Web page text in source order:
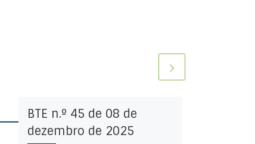
BTE n.º 45 de 08 de
dezembro de 2025